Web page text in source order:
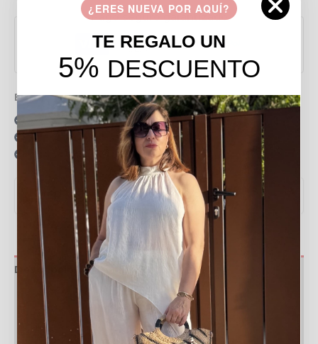
Pago seguro garantizado
Envío gratis en pedidos de más de 49 €
15 días para realizar devoluciones
Resolvemos tus dudas por llamada o WhatsApp
Recogida en tienda gratis
VER MEDIDAS Y GUÍA DE TALLAS
Descripción
Información adicional
Valoraciones (0)
¿ERES NUEVA POR AQUÍ?
TE REGALO UN
5% DESCUENTO